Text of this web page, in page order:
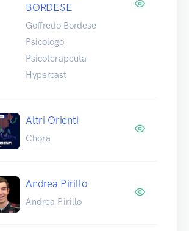
BORDESE
Goffredo Bordese
Psicologo
Psicoterapeuta -
Hypercast
Altri Orienti
Chora
Andrea Pirillo
Andrea Pirillo